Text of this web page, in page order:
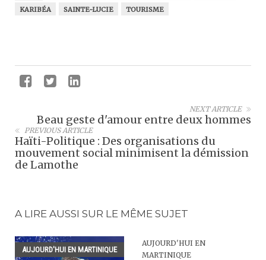
KARIBÉA
SAINTE-LUCIE TOURISME
NEXT ARTICLE
Beau geste d'amour entre deux hommes
PREVIOUS ARTICLE
Haïti-Politique : Des organisations du
mouvement social minimisent la démission
de Lamothe
A LIRE AUSSI SUR LE MÊME SUJET
AUJOURD'HUI EN MARTINIQUE
AUJOURD'HUI EN
MARTINIQUE